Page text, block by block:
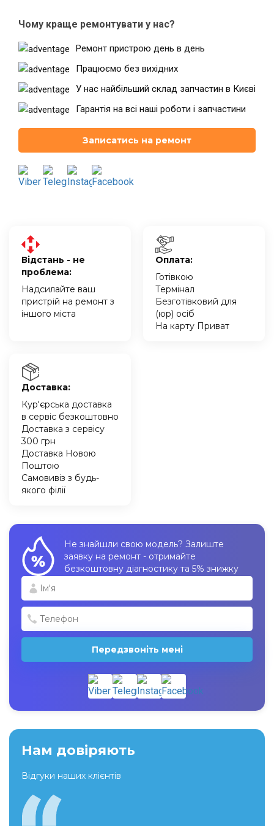
Чому краще ремонтувати у нас?
Ремонт пристрою день в день
Працюємо без вихідних
У нас найбільший склад запчастин в Києві
Гарантія на всі наші роботи і запчастини
Записатись на ремонт
Відстань - не
проблема:
Надсилайте ваш
пристрій на ремонт з
іншого міста
Оплата:
Готівкою
Термінал
Безготівковий для
(юр) осіб
На карту Приват
Доставка:
Кур'єрська доставка
в сервіс безкоштовно
Доставка з сервісу
300 грн
Доставка Новою
Поштою
Самовивіз з будь-
якого філії
Не знайшли свою модель? Залиште
заявку на ремонт - отримайте
безкоштовну діагностику та 5% знижку
Передзвоніть мені
Нам довіряють
Відгуки наших клієнтів